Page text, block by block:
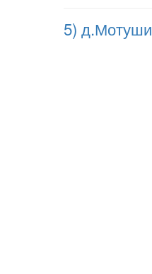
5) д.Мотуши